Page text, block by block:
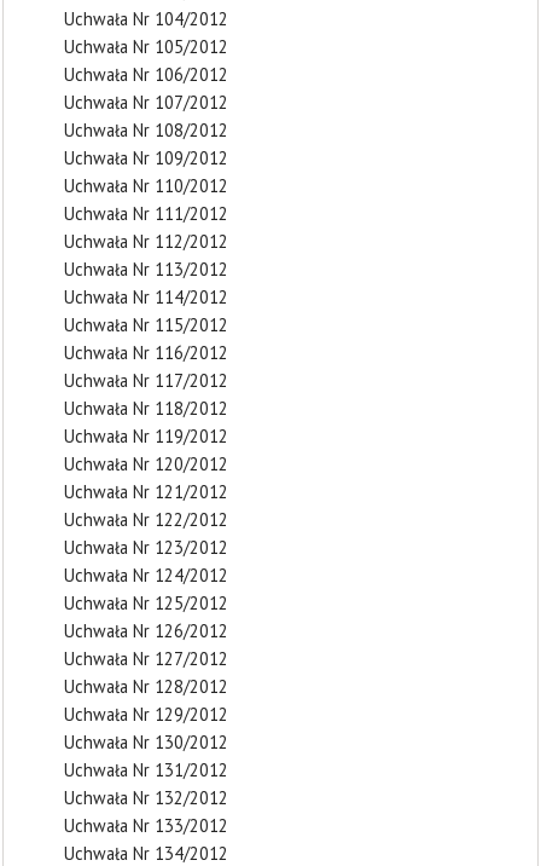
Uchwała Nr 104/2012
Uchwała Nr 105/2012
Uchwała Nr 106/2012
Uchwała Nr 107/2012
Uchwała Nr 108/2012
Uchwała Nr 109/2012
Uchwała Nr 110/2012
Uchwała Nr 111/2012
Uchwała Nr 112/2012
Uchwała Nr 113/2012
Uchwała Nr 114/2012
Uchwała Nr 115/2012
Uchwała Nr 116/2012
Uchwała Nr 117/2012
Uchwała Nr 118/2012
Uchwała Nr 119/2012
Uchwała Nr 120/2012
Uchwała Nr 121/2012
Uchwała Nr 122/2012
Uchwała Nr 123/2012
Uchwała Nr 124/2012
Uchwała Nr 125/2012
Uchwała Nr 126/2012
Uchwała Nr 127/2012
Uchwała Nr 128/2012
Uchwała Nr 129/2012
Uchwała Nr 130/2012
Uchwała Nr 131/2012
Uchwała Nr 132/2012
Uchwała Nr 133/2012
Uchwała Nr 134/2012